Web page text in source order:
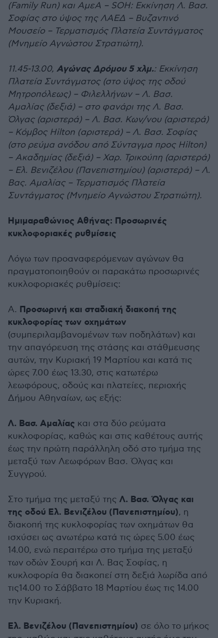
(Family Run) και ΑμεΑ – SOΗ: Εκκίνηση Λ. Βασ.
Σοφίας στο ύψος της ΛΑΕΔ – Βυζαντινό
Μουσείο – Τερματισμός Πλατεία Συντάγματος
(Μνημείο Αγνώστου Στρατιώτη).
11.45-13.00, Αγώνας Δρόμου 5 χλμ.: Εκκίνηση
Πλατεία Συντάγματος (στο ύψος της οδού
Μητροπόλεως) – Φιλελλήνων – Λ. Βασ.
Αμαλίας (δεξιά) – στο φανάρι της Λ. Βασ.
Όλγας (αριστερά) – Λ. Βασ. Κων/νου (αριστερά)
– Κόμβος Hilton (αριστερά) – Λ. Βασ. Σοφίας
(στο ρεύμα ανόδου από Σύνταγμα προς Hilton)
– Ακαδημίας (δεξιά) – Χαρ. Τρικούπη (αριστερά)
– Ελ. Βενιζέλου (Πανεπιστημίου) (αριστερά) – Λ.
Βας. Αμαλίας – Τερματισμός Πλατεία
Συντάγματος (Μνημείο Αγνώστου Στρατιώτη).
Ημιμαραθώνιος Αθήνας: Προσωρινές
κυκλοφοριακές ρυθμίσεις
Λόγω των προαναφερόμενων αγώνων θα
πραγματοποιηθούν οι παρακάτω προσωρινές
κυκλοφοριακές ρυθμίσεις:
Α. Προσωρινή και σταδιακή διακοπή της
κυκλοφορίας των οχημάτων
(συμπεριλαμβανομένων των ποδηλάτων) και
την απαγόρευση της στάσης και στάθμευσης
αυτών, την Κυριακή 19 Μαρτίου και κατά τις
ώρες 7.00 έως 13.30, στις κατωτέρω
λεωφόρους, οδούς και πλατείες, περιοχής
Δήμου Αθηναίων, ως εξής:
Λ. Βασ. Αμαλίας και στα δύο ρεύματα
κυκλοφορίας, καθώς και στις καθέτους αυτής
έως την πρώτη παράλληλη οδό στο τμήμα της
μεταξύ των Λεωφόρων Βασ. Όλγας και
Συγγρού.
Στο τμήμα της μεταξύ της Λ. Βασ. Όλγας και
της οδού Ελ. Βενιζέλου (Πανεπιστημίου), η
διακοπή της κυκλοφορίας των οχημάτων θα
ισχύσει ως ανωτέρω κατά τις ώρες 5.00 έως
14.00, ενώ περαιτέρω στο τμήμα της μεταξύ
των οδών Σουρή και Λ. Βας Σοφίας, η
κυκλοφορία θα διακοπεί στη δεξιά λωρίδα από
τις14.00 το Σάββατο 18 Μαρτίου έως τις 14.00
την Κυριακή.
Ελ. Βενιζέλου (Πανεπιστημίου) σε όλο το μήκος